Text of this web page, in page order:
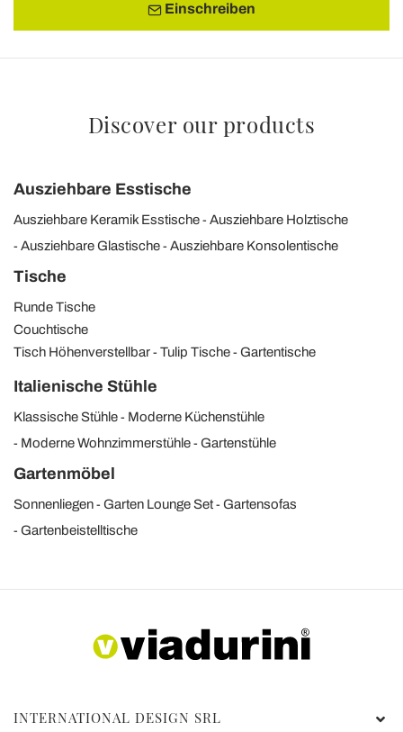
Einschreiben
Discover our products
Ausziehbare Esstische
Ausziehbare Keramik Esstische
Ausziehbare Holztische
Ausziehbare Glastische
Ausziehbare Konsolentische
Tische
Runde Tische
Couchtische
Tisch Höhenverstellbar
Tulip Tische Gartentische
Italienische Stühle
Klassische Stühle
Moderne Küchenstühle
Moderne Wohnzimmerstühle
Gartenstühle
Gartenmöbel
Sonnenliegen Garten Lounge Set
Gartensofas
Gartenbeistelltische
INTERNATIONAL DESIGN SRL